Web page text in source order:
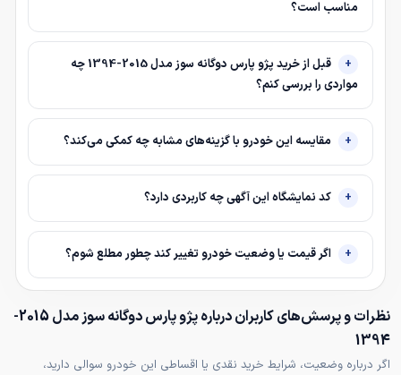
مناسب است؟
قبل از خرید پژو پارس دوگانه سوز مدل 2015-1394 چه
مواردی را بررسی کنم؟
مقایسه این خودرو با گزینه‌های مشابه چه کمکی می‌کند؟
کد نمایشگاه این آگهی چه کاربردی دارد؟
اگر قیمت یا وضعیت خودرو تغییر کند چطور مطلع شوم؟
نظرات و پرسش‌های کاربران درباره پژو پارس دوگانه سوز مدل 2015-
1394
اگر درباره وضعیت، شرایط خرید نقدی یا اقساطی این خودرو سوالی دارید،